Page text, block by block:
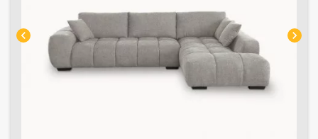
chevron_left chevron_right